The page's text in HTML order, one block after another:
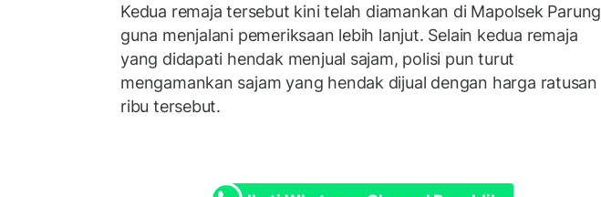
Kedua remaja tersebut kini telah diamankan di Mapolsek Parung
guna menjalani pemeriksaan lebih lanjut. Selain kedua remaja
yang didapati hendak menjual sajam, polisi pun turut
mengamankan sajam yang hendak dijual dengan harga ratusan
ribu tersebut.